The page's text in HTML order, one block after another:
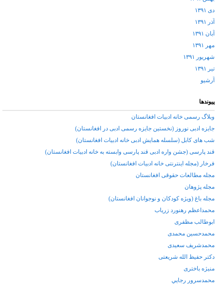
دی ۱۳۹۱
آذر ۱۳۹۱
آبان ۱۳۹۱
مهر ۱۳۹۱
شهریور ۱۳۹۱
تیر ۱۳۹۱
آرشيو
پیوندها
وبلاگ رسمی خانه ادبیات افغانستان
جایزه ادبی نوروز (نخستین جایزه رسمی ادبی در افغانستان)
شب های کابل (سلسله همایش ادبی خانه ادبیات افغانستان)
قند پارسی (جشن واره ادبی قند پارسی وابسته به خانه ادبیات افغانستان)
فرخار (مجله اینترنتی خانه ادبیات افغانستان)
مجله مطالعات حقوقی افغانستان
مجله پژوهان
مجله باغ (ویژه کودکان و نوجوانان افغانستان)
محمداعظم رهنورد زرياب
ابوطالب مظفری
محمدحسین محمدی
محمدشریف سعیدی
دکتر حفیظ الله شریعتی
منیژه باختری
محمدسرور رجايي